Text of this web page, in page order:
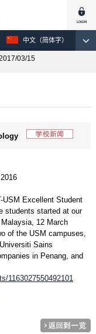
中文（简体字）
03/15
USM Excellent Student
students started at our
12 March
of the USM campuses,
Sains
in Penang, and
1163027550492101